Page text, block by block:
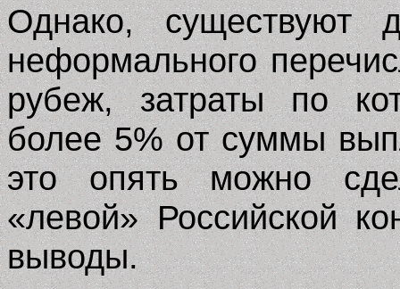
Однако, существуют
неформального
рубеж, затраты по
более 5% от суммы
это опять можно
«левой» Российской
выводы.